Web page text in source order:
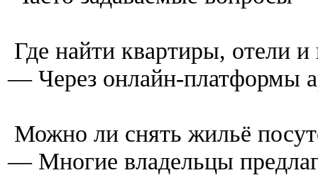
Где найти квартиры, отели
— Через онлайн-платформы
Можно ли снять жильё
— Многие владельцы